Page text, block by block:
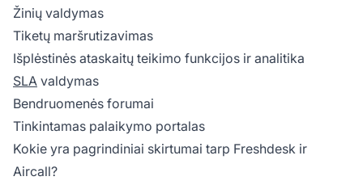
Žinių valdymas
Tiketų maršrutizavimas
Išplėstinės ataskaitų teikimo funkcijos ir analitika
SLA valdymas
Bendruomenės forumai
Tinkintamas palaikymo portalas
Kokie yra pagrindiniai skirtumai tarp Freshdesk ir
Aircall?